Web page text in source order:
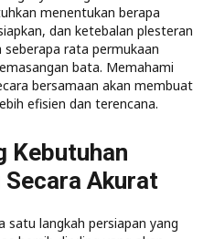
menentukan berapa
dan ketebalan plesteran
rata permukaan
bata. Memahami
bersamaan akan membuat
efisien dan terencana.
Kebutuhan
Akurat
satu langkah persiapan yang